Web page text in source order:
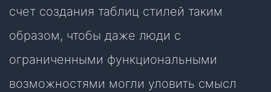
счет создания таблиц стилей таким
образом, чтобы даже люди с
ограниченными функциональными
возможностями могли уловить смысл